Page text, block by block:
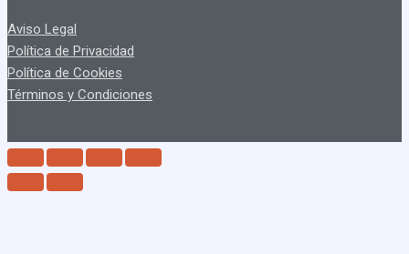
Aviso Legal
Política de Privacidad
Política de Cookies
Términos y Condiciones